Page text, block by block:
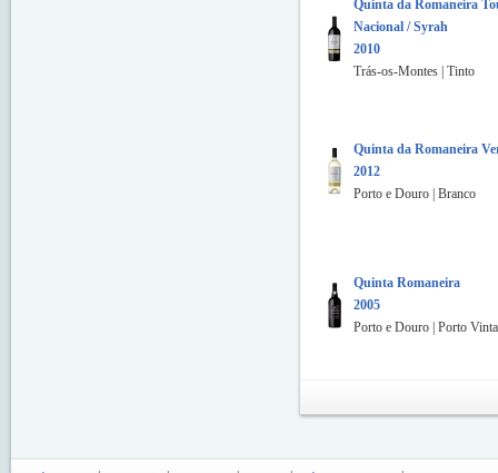
Quinta da Romaneira
Nacional / Syrah
2010
Trás-os-Montes | Tinto
Quinta da Romaneira
2012
Porto e Douro | Branco
Quinta Romaneira
2005
Porto e Douro | Porto